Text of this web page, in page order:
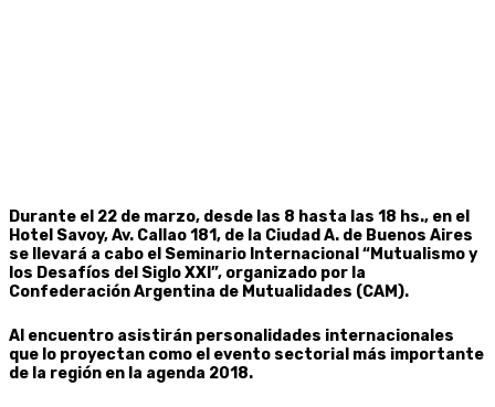
Durante el 22 de marzo, desde las 8 hasta las 18 hs., en el
Hotel Savoy, Av. Callao 181, de la Ciudad A. de Buenos Aires
se llevará a cabo el Seminario Internacional “Mutualismo y
los Desafíos del Siglo XXI”, organizado por la
Confederación Argentina de Mutualidades (CAM).
Al encuentro asistirán personalidades internacionales
que lo proyectan como el evento sectorial más importante
de la región en la agenda 2018.